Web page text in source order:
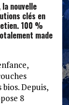
nouvelle
clés en
100 %
made
Depuis,
8